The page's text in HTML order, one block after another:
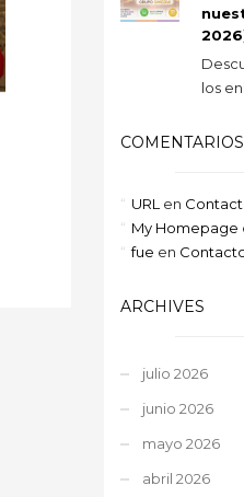
los
URL en
My Homepage
fue en
ARCHIVES
julio 2026
junio 2026
mayo 2026
abril 2026